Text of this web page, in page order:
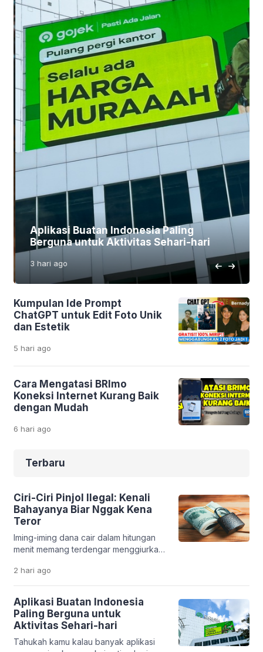
Aplikasi Buatan Indonesia Paling
Berguna untuk Aktivitas Sehari-hari
3 hari ago
Kumpulan Ide Prompt
ChatGPT untuk Edit Foto Unik
dan Estetik
5 hari ago
Cara Mengatasi BRImo
Koneksi Internet Kurang Baik
dengan Mudah
6 hari ago
Terbaru
Ciri-Ciri Pinjol Ilegal: Kenali
Bahayanya Biar Nggak Kena
Teror
Iming-iming dana cair dalam hitungan
menit memang terdengar menggiurkan.
cepat. Tapi di balik kemudahan itu, ada
jebakan serius yang bisa merusak
kondisi finansial bahkan kehidupan
pribadimu. Fenomena pinjaman online
ilegal makin marak. Banyak aplikasi
bodong yang memanfaatkan situasi
darurat seseorang. Tanpa sadar,
2 hari ago
Aplikasi Buatan Indonesia
Paling Berguna untuk
Aktivitas Sehari-hari
Tahukah kamu kalau banyak aplikasi